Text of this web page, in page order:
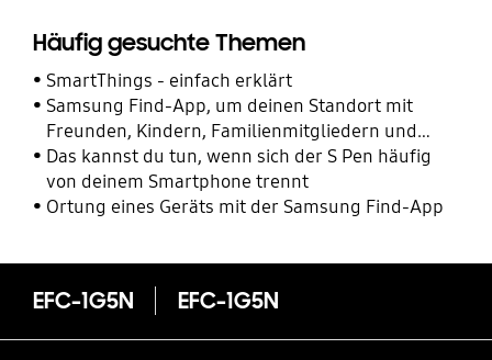
Häufig gesuchte Themen
SmartThings - einfach erklärt
Samsung Find-App, um deinen Standort mit
Freunden, Kindern, Familienmitgliedern und
anderen Kontakten zu teilen
Das kannst du tun, wenn sich der S Pen häufig
von deinem Smartphone trennt
Ortung eines Geräts mit der Samsung Find-App
EFC-1G5N EFC-1G5N